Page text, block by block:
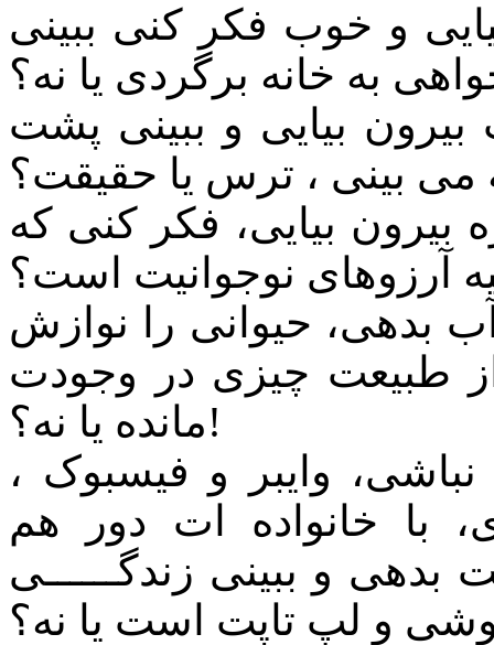
و خوب فکر کنی ببینی
به خانه برگردی یا نه؟
بیایی و ببینی پشت
بینی ، ترس یا حقیقت؟
بیرون بیایی، فکر کنی که
آرزوهای نوجوانیت است؟
بدهی، حیوانی را نوازش
از طبیعت چیزی در وجودت
مانده یا نه؟!
وایبر و فیسبوک ،
با خانواده ات دور هم
و ببینی زندگــــــی